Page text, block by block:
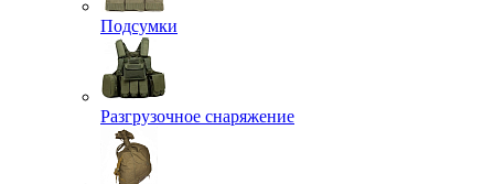
Подсумки
Разгрузочное снаряжение